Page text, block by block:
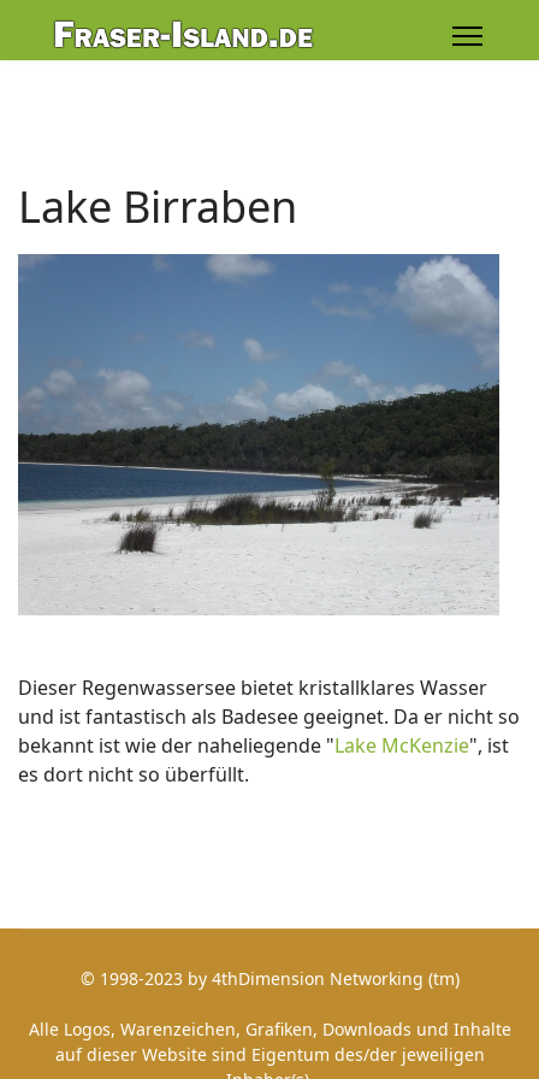
Lake Birraben
Dieser Regenwassersee bietet kristallklares Wasser
und ist fantastisch als Badesee geeignet. Da er nicht so
bekannt ist wie der naheliegende "Lake McKenzie", ist
es dort nicht so überfüllt.
© 1998-2023 by 4thDimension Networking (tm)
Alle Logos, Warenzeichen, Grafiken, Downloads und Inhalte
auf dieser Website sind Eigentum des/der jeweiligen